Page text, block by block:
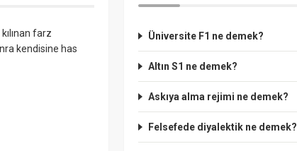
kendisine has
Üniversite F1 ne demek?
Altın S1 ne demek?
Askıya alma rejimi ne demek?
Felsefede diyalektik ne demek?